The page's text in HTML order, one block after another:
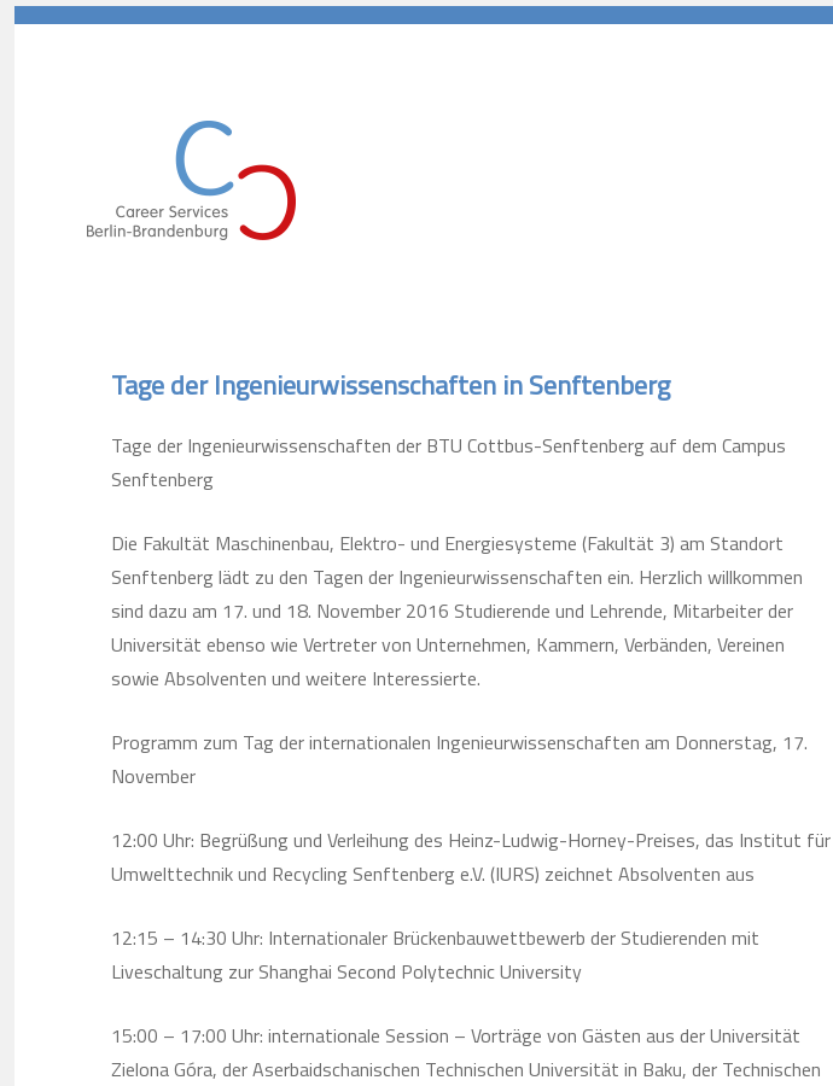
Tage der Ingenieurwissenschaften in Senftenberg
Tage der Ingenieurwissenschaften der BTU Cottbus-Senftenberg auf dem Campus
Senftenberg
Die Fakultät Maschinenbau, Elektro- und Energiesysteme (Fakultät 3) am Standort
Senftenberg lädt zu den Tagen der Ingenieurwissenschaften ein. Herzlich willkommen
sind dazu am 17. und 18. November 2016 Studierende und Lehrende, Mitarbeiter der
Universität ebenso wie Vertreter von Unternehmen, Kammern, Verbänden, Vereinen
sowie Absolventen und weitere Interessierte.
Programm zum Tag der internationalen Ingenieurwissenschaften am Donnerstag, 17.
November
12:00 Uhr: Begrüßung und Verleihung des Heinz-Ludwig-Horney-Preises, das Institut für
Umwelttechnik und Recycling Senftenberg e.V. (IURS) zeichnet Absolventen aus
12:15 – 14:30 Uhr: Internationaler Brückenbauwettbewerb der Studierenden mit
Liveschaltung zur Shanghai Second Polytechnic University
15:00 – 17:00 Uhr: internationale Session – Vorträge von Gästen aus der Universität
Zielona Góra, der Aserbaidschanischen Technischen Universität in Baku, der Technischen